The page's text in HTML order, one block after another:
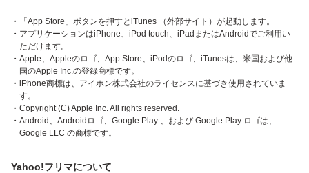
・「App Store」ボタンを押すとiTunes （外部サイト）が起動します。
・アプリケーションはiPhone、iPod touch、iPadまたはAndroidでご利用い
ただけます。
・Apple、Appleのロゴ、App Store、iPodのロゴ、iTunesは、米国および他
国のApple Inc.の登録商標です。
・iPhone商標は、アイホン株式会社のライセンスに基づき使用されていま
す。
・Copyright (C) Apple Inc. All rights reserved.
・Android、Androidロゴ、Google Play 、および Google Play ロゴは、
Google LLC の商標です。
Yahoo!フリマについて